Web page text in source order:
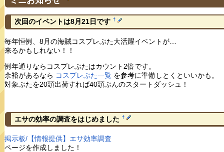
次回のイベントは8月21日です †
毎年恒例、8月の海賊コスプレぶた大活躍イベントが…
来るかもしれない！！
例年通りならコスプレぶたはカウント2倍です。
余裕があるなら コスプレぶた一覧を参考に準備しとくといいかも。
対象ぶたを20頭出荷すれば40頭ぶんのスタートダッシュ！
エサの効率の調査をはじめました †
掲示板/【情報提供】エサ効率調査
ページを作成しました！